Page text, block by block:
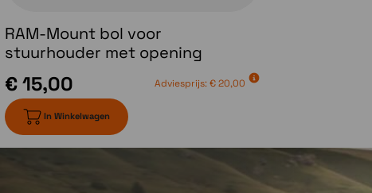
RAM-Mount bol voor
stuurhouder met opening
€ 15,00 Adviesprijs:€ 20,00
In Winkelwagen